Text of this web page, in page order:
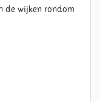
de wijken rondom